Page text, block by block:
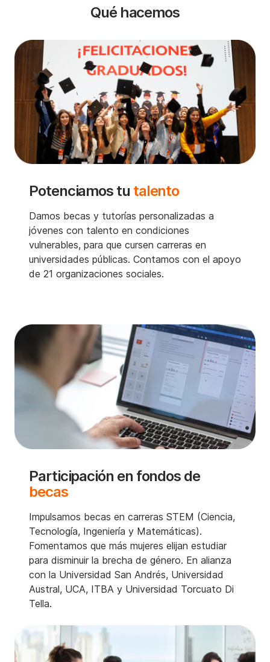
Qué hacemos
Potenciamos tu talento
Damos becas y tutorías personalizadas a
jóvenes con talento en condiciones
vulnerables, para que cursen carreras en
universidades públicas. Contamos con el apoyo
de 21 organizaciones sociales.
Participación en fondos de
becas
Impulsamos becas en carreras STEM (Ciencia,
Tecnología, Ingeniería y Matemáticas).
Fomentamos que más mujeres elijan estudiar
para disminuir la brecha de género. En alianza
con la Universidad San Andrés, Universidad
Austral, UCA, ITBA y Universidad Torcuato Di
Tella.